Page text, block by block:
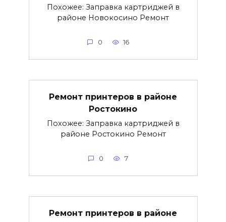
Похожее: Заправка картриджей в
районе Новокосино Ремонт
0 16
Ремонт принтеров в районе
Ростокино
Похожее: Заправка картриджей в
районе Ростокино Ремонт
0 7
Ремонт принтеров в районе